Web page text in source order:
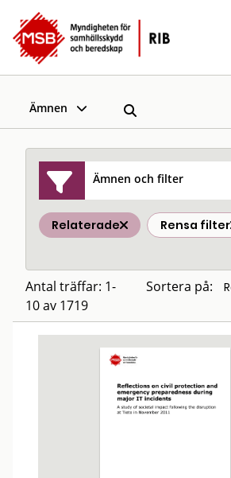
Ämnen
Ämnen och filter
Relaterade Rensa filter
Antal träffar: 1-
10 av 1719
Sortera på: